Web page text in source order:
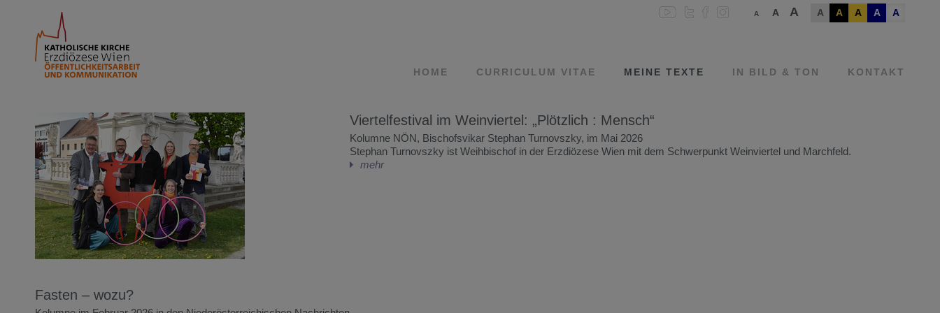
A A A A A A A A
HOME CURRICULUM VITAE MEINE TEXTE IN BILD & TON KONTAKT
Viertelfestival im Weinviertel: „Plötzlich : Mensch“
Kolumne NÖN, Bischofsvikar Stephan Turnovszky, im Mai 2026
Stephan Turnovszky ist Weihbischof in der Erzdiözese Wien mit dem Schwerpunkt Weinviertel und Marchfeld.
mehr
Fasten – wozu?